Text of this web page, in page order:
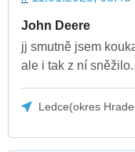
John Deere
jj smutně jsem
ale i tak z ní sněžilo..
Ledce(okres